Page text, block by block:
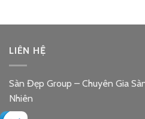
LIÊN HỆ
Sàn Đẹp Group – Chuyên Gia
Nhiên